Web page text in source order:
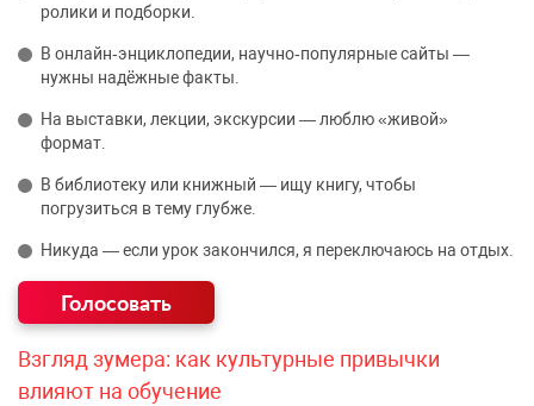
ролики и подборки.
В онлайн‑энциклопедии, научно‑популярные сайты —
нужны надёжные факты.
На выставки, лекции, экскурсии — люблю «живой»
формат.
В библиотеку или книжный — ищу книгу, чтобы
погрузиться в тему глубже.
Никуда — если урок закончился, я переключаюсь на отдых.
Взгляд зумера: как культурные привычки
влияют на обучение